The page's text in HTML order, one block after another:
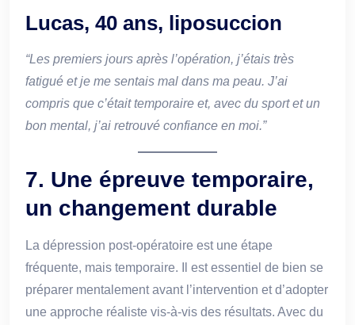
Lucas, 40 ans, liposuccion
“Les premiers jours après l’opération, j’étais très
fatigué et je me sentais mal dans ma peau. J’ai
compris que c’était temporaire et, avec du sport et un
bon mental, j’ai retrouvé confiance en moi.”
7. Une épreuve temporaire,
un changement durable
La dépression post-opératoire est une étape
fréquente, mais temporaire. Il est essentiel de bien se
préparer mentalement avant l’intervention et d’adopter
une approche réaliste vis-à-vis des résultats. Avec du